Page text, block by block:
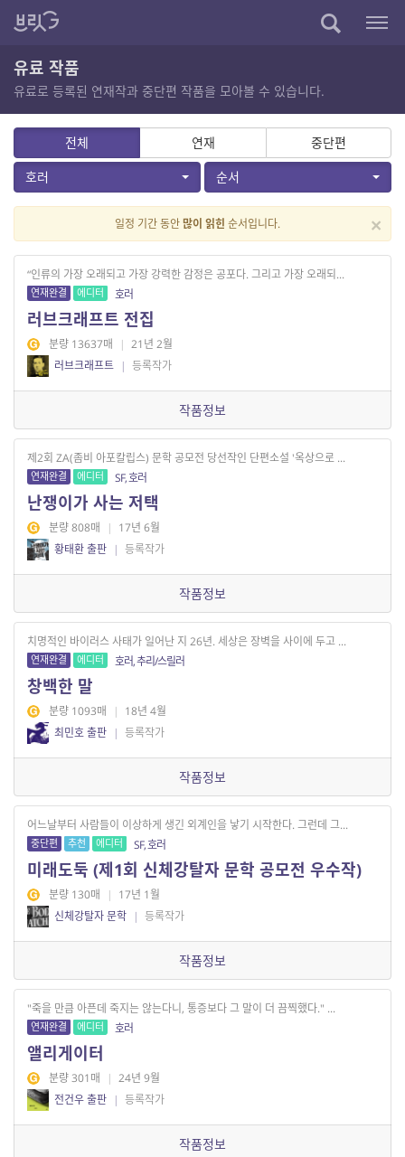
유료 작품
유료로 등록된 연재작과 중단편 작품을 모아볼 수 있습니다.
전체 연재
중단편
호러
순서
×
일정 기간 동안많이 읽힌 순서입니다.
“인류의 가장 오래되고 가장 강력한 감정은 공포다. 그리고 가장 오래되...
연재완결 에디터 호러
러브크래프트 전집
분량 13637매 | 21년 2월
러브크래프트 | 등록작가
작품정보
제2회 ZA(좀비 아포칼립스) 문학 공모전 당선작인 단편소설 '옥상으로 ...
연재완결 에디터 SF, 호러
난쟁이가 사는 저택
분량 808매 | 17년 6월
황태환 출판 | 등록작가
작품정보
치명적인 바이러스 사태가 일어난 지 26년. 세상은 장벽을 사이에 두고 ...
연재완결 에디터 호러, 추리/스릴러
창백한 말
분량 1093매 | 18년 4월
최민호 출판 | 등록작가
작품정보
어느날부터 사람들이 이상하게 생긴 외계인을 낳기 시작한다. 그런데 그...
중단편 추천 에디터 SF, 호러
미래도둑 (제1회 신체강탈자 문학 공모전 우수작)
분량 130매 | 17년 1월
신체강탈자 문학 | 등록작가
작품정보
"죽을 만큼 아픈데 죽지는 않는다니, 통증보다 그 말이 더 끔찍했다." ...
연재완결 에디터 호러
앨리게이터
분량 301매 | 24년 9월
전건우 출판 | 등록작가
작품정보